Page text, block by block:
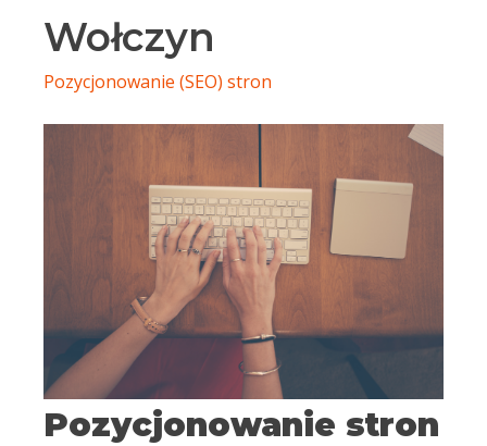
Wołczyn
Pozycjonowanie (SEO) stron
Pozycjonowanie stron